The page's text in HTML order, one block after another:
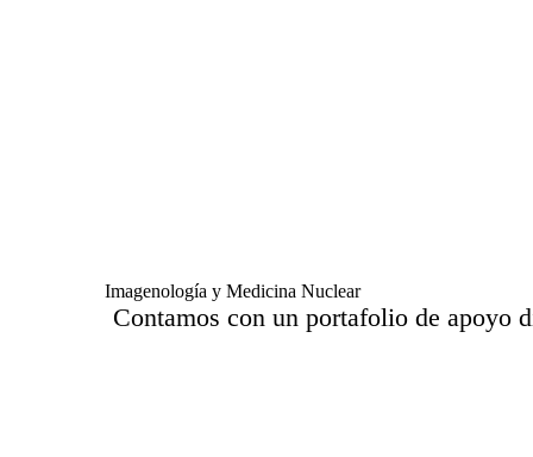
Imagenología y Medicina Nuclear
Contamos con un portafolio de apoyo